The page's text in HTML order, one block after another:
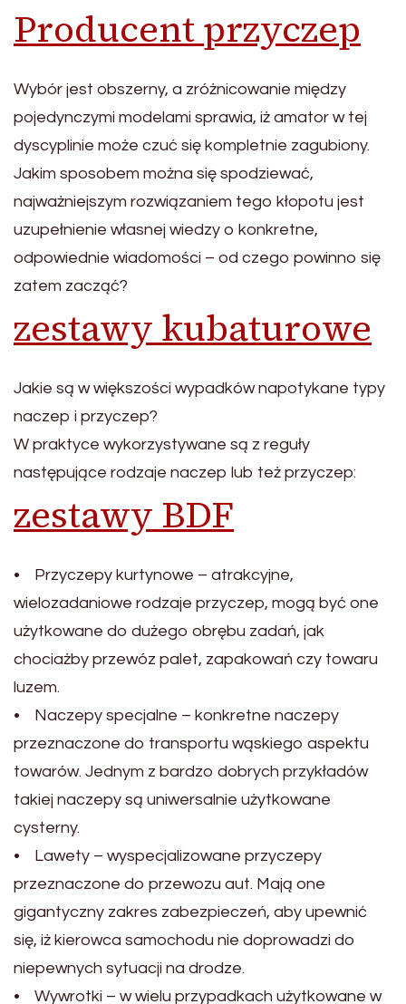
Producent przyczep
Wybór jest obszerny, a zróżnicowanie między
pojedynczymi modelami sprawia, iż amator w tej
dyscyplinie może czuć się kompletnie zagubiony.
Jakim sposobem można się spodziewać,
najważniejszym rozwiązaniem tego kłopotu jest
uzupełnienie własnej wiedzy o konkretne,
odpowiednie wiadomości – od czego powinno się
zatem zacząć?
zestawy kubaturowe
Jakie są w większości wypadków napotykane typy
naczep i przyczep?
W praktyce wykorzystywane są z reguły
następujące rodzaje naczep lub też przyczep:
zestawy BDF
• Przyczepy kurtynowe – atrakcyjne,
wielozadaniowe rodzaje przyczep, mogą być one
użytkowane do dużego obrębu zadań, jak
chociażby przewóz palet, zapakowań czy towaru
luzem.
• Naczepy specjalne – konkretne naczepy
przeznaczone do transportu wąskiego aspektu
towarów. Jednym z bardzo dobrych przykładów
takiej naczepy są uniwersalnie użytkowane
cysterny.
• Lawety – wyspecjalizowane przyczepy
przeznaczone do przewozu aut. Mają one
gigantyczny zakres zabezpieczeń, aby upewnić
się, iż kierowca samochodu nie doprowadzi do
niepewnych sytuacji na drodze.
• Wywrotki – w wielu przypadkach użytkowane w